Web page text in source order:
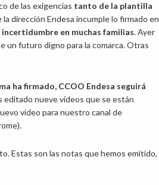
de las exigencias tanto de la plantilla
la dirección Endesa incumple lo firmado en
en muchas familias. Ayer
un futuro digno para la comarca. Otras
ha firmado, CCOO Endesa seguirá
editado nueve vídeos que se están
vídeo para nuestro canal de
Estas son las notas que hemos emitido,